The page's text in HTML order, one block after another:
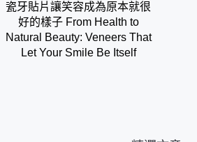
瓷牙貼片讓笑容成為原本就很
好的樣子 From Health to
Natural Beauty: Veneers That
Let Your Smile Be Itself